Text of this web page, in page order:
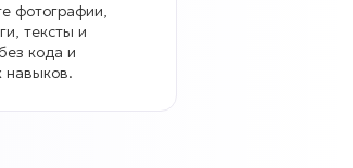
фотографии,
тексты и
кода и
навыков.